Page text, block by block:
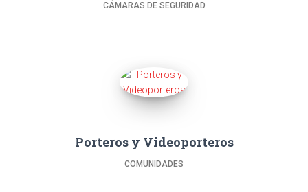
CÁMARAS DE SEGURIDAD
Porteros y Videoporteros
COMUNIDADES